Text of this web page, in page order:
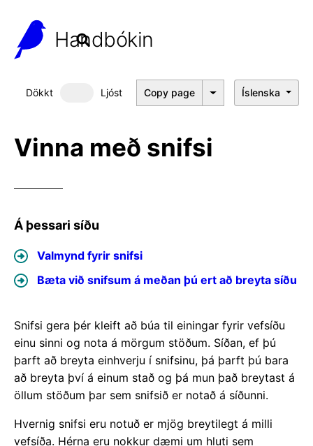
Handbókin
Dökkt Dökkt þema
Ljóst Copy page Íslenska
Vinna með snifsi
Á þessari síðu
Valmynd fyrir snifsi
Bæta við snifsum á meðan þú ert að breyta síðu
Snifsi gera þér kleift að búa til einingar fyrir vefsíðu
einu sinni og nota á mörgum stöðum. Síðan, ef þú
þarft að breyta einhverju í snifsinu, þá þarft þú bara
að breyta því á einum stað og þá mun það breytast á
öllum stöðum þar sem snifsið er notað á síðunni.
Hvernig snifsi eru notuð er mjög breytilegt á milli
vefsíða. Hérna eru nokkur dæmi um hluti sem